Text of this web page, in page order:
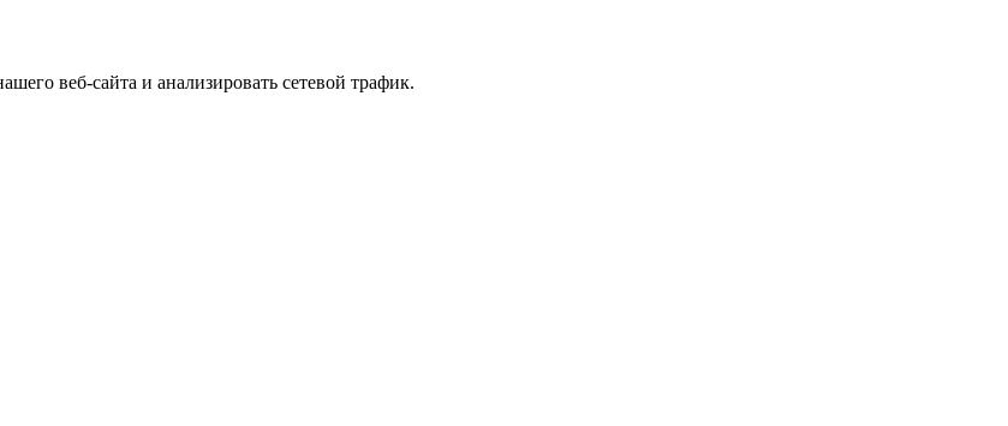
веб-сайта и анализировать сетевой трафик.